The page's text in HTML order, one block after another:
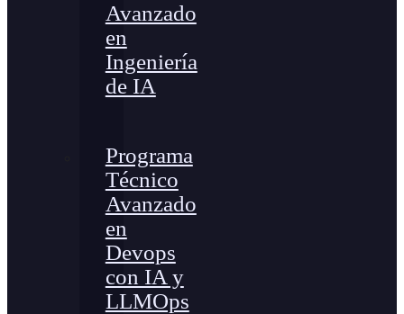
Avanzado
en
Ingeniería
de IA
Programa
Técnico
Avanzado
en
Devops
con IA y
LLMOps